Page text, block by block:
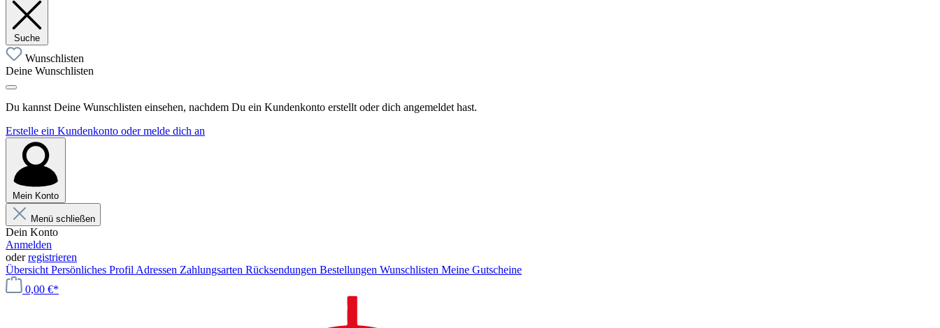
Suche
Wunschlisten
Deine Wunschlisten
Du kannst Deine Wunschlisten einsehen, nachdem Du ein Kundenkonto erstellt oder dich angemeldet hast.
Erstelle ein Kundenkonto oder melde dich an
Mein Konto
Menü schließen
Dein Konto
Anmelden
oderregistrieren
Übersicht Persönliches Profil Adressen Zahlungsarten Rücksendungen Bestellungen Wunschlisten Meine Gutscheine
0,00 €*